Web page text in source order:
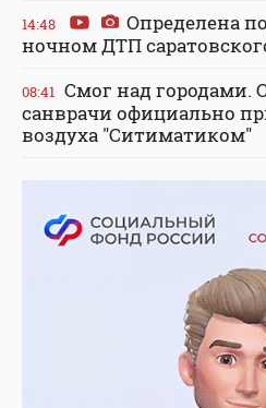
14:48
Определена
ночном ДТП
08:41 Смог над городами.
санврачи официально
воздуха "Ситиматиком"